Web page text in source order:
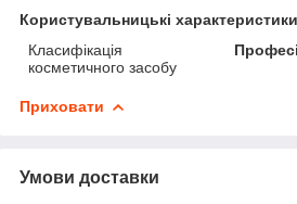
Користувальницькі характеристики
Класифікація
косметичного засобу
Приховати
Умови доставки